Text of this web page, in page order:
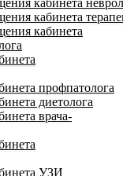
кабинета
кабинета
кабинета
профпатолога
диетолога
врача-
УЗИ